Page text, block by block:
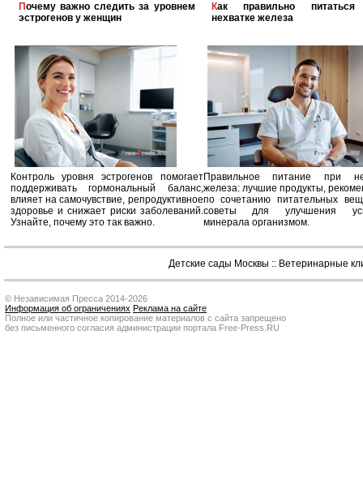
Почему важно следить за уровнем
эстрогенов у женщин
Контроль уровня эстрогенов помогает
поддерживать гормональный баланс,
влияет на самочувствие, репродуктивное
здоровье и снижает риски заболеваний.
Узнайте, почему это так важно.
Как правильно питаться при
нехватке железа
Правильное питание при
железа: лучшие продукты,
по сочетанию питательных
советы для улучшения
минерала организмом.
Детские сады Москвы :: Ветеринарные
© Независимая Пресса 2014-2026
Информация об ограничениях Реклама на сайте
Полное или частичное копирование материалов с сайта запрещено
без письменного согласия администрации портала Free-Press.RU